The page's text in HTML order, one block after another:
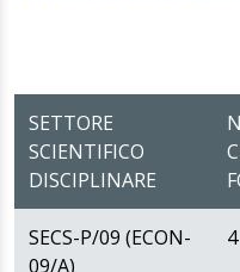
SETTORE
SCIENTIFICO
DISCIPLINARE
SECS-P/09 (ECON-
09/A)
4